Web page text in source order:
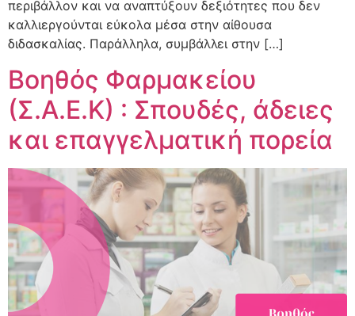
περιβάλλον και να αναπτύξουν δεξιότητες που δεν
καλλιεργούνται εύκολα μέσα στην αίθουσα
διδασκαλίας. Παράλληλα, συμβάλλει στην […]
Βοηθός Φαρμακείου
(Σ.Α.Ε.Κ) : Σπουδές, άδειες
και επαγγελματική πορεία